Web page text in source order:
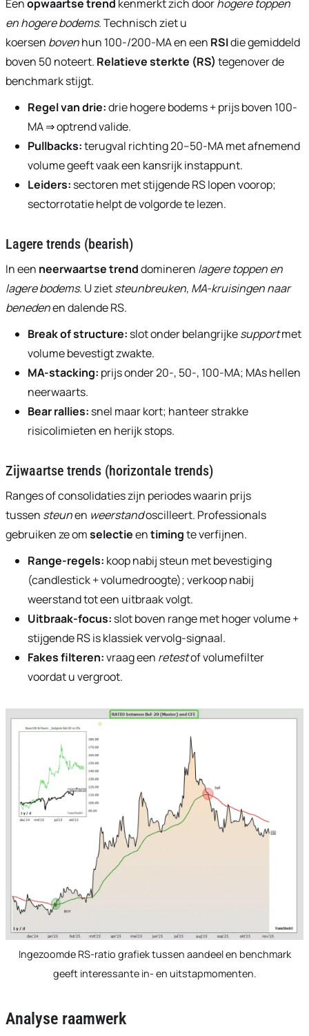
Eenopwaartse trend kenmerkt zich doorhogere toppen
en hogere bodems. Technisch ziet u
koersen bovenhun 100-/200-MA en een RSIdie gemiddeld
boven 50 noteert. Relatieve sterkte (RS) tegenover de
benchmark stijgt.
Regel van drie:drie hogere bodems + prijs boven 100-
MA ⇒ optrend valide.
Pullbacks:terugval richting 20–50-MA met afnemend
volume geeft vaak een kansrijk instappunt.
Leiders: sectoren met stijgende RS lopen voorop;
sectorrotatie helpt de volgorde te lezen.
Lagere trends (bearish)
In een neerwaartse trenddomineren lagere toppen en
lagere bodems. U zietsteunbreuken, MA-kruisingen naar
benedenen dalende RS.
Break of structure: slot onder belangrijkesupportmet
volume bevestigt zwakte.
MA-stacking: prijs onder 20-, 50-, 100-MA; MAs hellen
neerwaarts.
Bear rallies: snel maar kort; hanteer strakke
risicolimieten en herijk stops.
Zijwaartse trends (horizontale trends)
Ranges of consolidaties zijn periodes waarin prijs
tussen steunen weerstandoscilleert. Professionals
gebruiken ze omselectieentimingte verfijnen.
Range-regels: koop nabij steun met bevestiging
(candlestick + volumedroogte); verkoop nabij
weerstand tot een uitbraak volgt.
Uitbraak-focus: slot boven range met hoger volume +
stijgende RS is klassiek vervolg-signaal.
Fakes filteren:vraag een retestof volumefilter
voordat u vergroot.
Ingezoomde RS-ratio grafiek tussen aandeel en benchmark
geeft interessante in- en uitstapmomenten.
Analyse raamwerk